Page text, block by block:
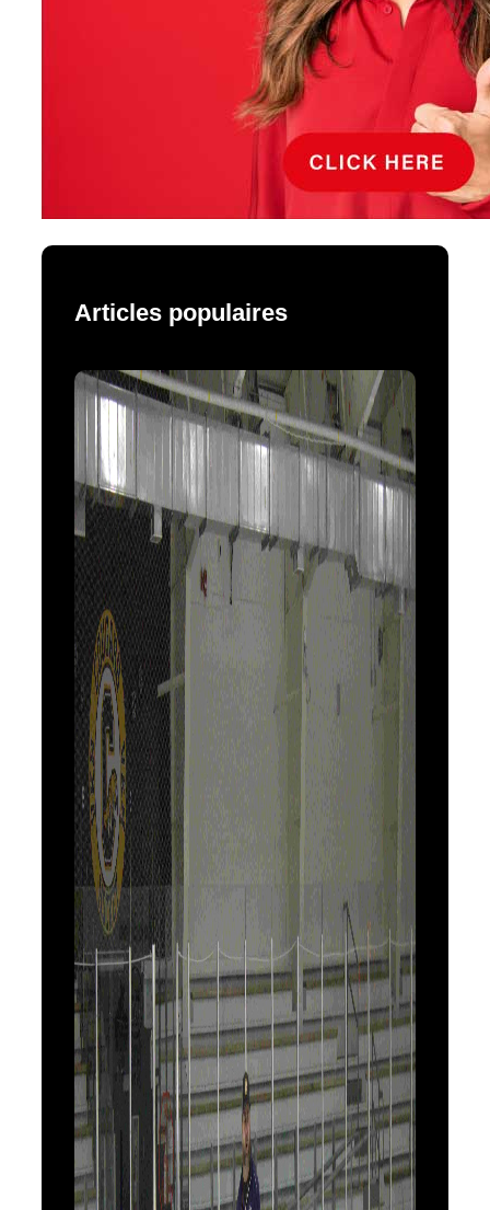
Articles populaires